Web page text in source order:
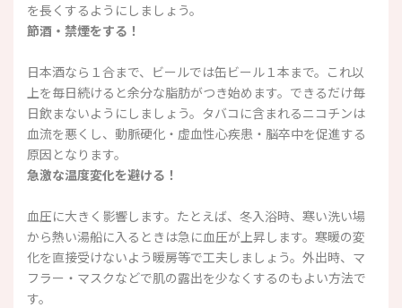
を長くするようにしましょう。
節酒・禁煙をする！
日本酒なら１合まで、ビールでは缶ビール１本まで。これ以
上を毎日続けると余分な脂肪がつき始めます。できるだけ毎
日飲まないようにしましょう。タバコに含まれるニコチンは
血流を悪くし、動脈硬化・虚血性心疾患・脳卒中を促進する
原因となります。
急激な温度変化を避ける！
血圧に大きく影響します。たとえば、冬入浴時、寒い洗い場
から熱い湯船に入るときは急に血圧が上昇します。寒暖の変
化を直接受けないよう暖房等で工夫しましょう。外出時、マ
フラー・マスクなどで肌の露出を少なくするのもよい方法で
す。